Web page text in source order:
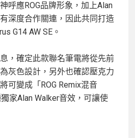
呼應ROG品牌形象，加上Alan
深度合作關連，因此共同打造
G14 AW SE。
，確定此款聯名筆電將從先前
灰色設計，另外也確認壓克力
可變成「ROG Remix混音
家Alan Walker音效，可讓使